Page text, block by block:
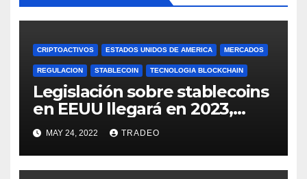
CRIPTOACTIVOS ESTADOS UNIDOS DE AMERICA MERCADOS
REGULACION STABLECOIN TECNOLOGIA BLOCKCHAIN
Legislación sobre stablecoins
en EEUU llegará en 2023,
según Blockchain Association
MAY 24, 2022 TRADEO